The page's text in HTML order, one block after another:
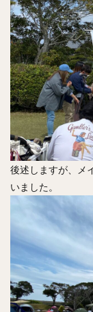
後述しますが、メ
いました。